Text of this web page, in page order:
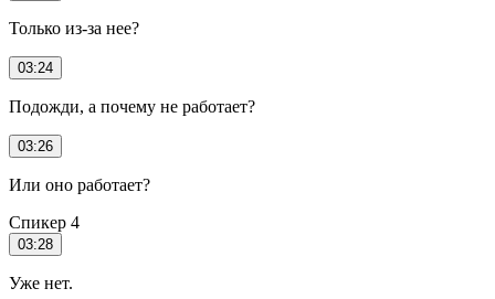
Только из-за нее?
03:24
Подожди, а почему не работает?
03:26
Или оно работает?
Спикер 4
03:28
Уже нет.